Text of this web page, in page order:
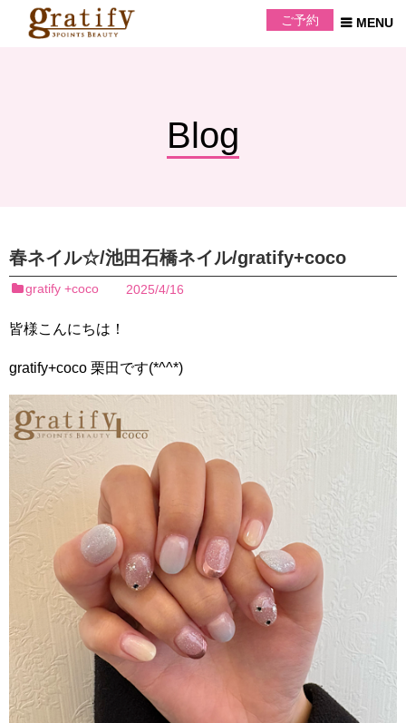
ご予約
Blog
春ネイル☆/池田石橋ネイル/gratify+coco
2025/4/16
gratify +coco
皆様こんにちは！
gratify+coco 栗田です(*^^*)